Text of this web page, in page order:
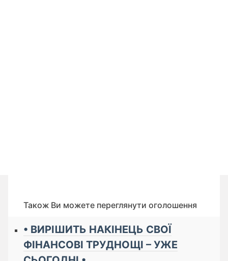
Також Ви можете переглянути оголошення
• ВИРІШИТЬ НАКІНЕЦЬ СВОЇ
ФІНАНСОВІ ТРУДНОЩІ – УЖЕ